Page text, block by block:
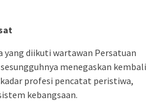
yang diikuti wartawan Persatuan
menegaskan kembali
profesi pencatat peristiwa,
kebangsaan.